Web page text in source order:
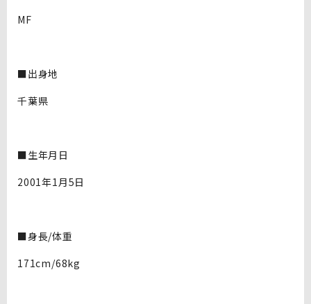
MF
■出身地
千葉県
■生年月日
2001年1月5日
■身長/体重
171cm/68kg